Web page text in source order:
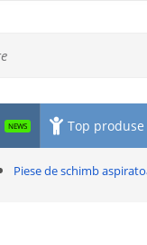
NEWS Top produse
Piese de schimb